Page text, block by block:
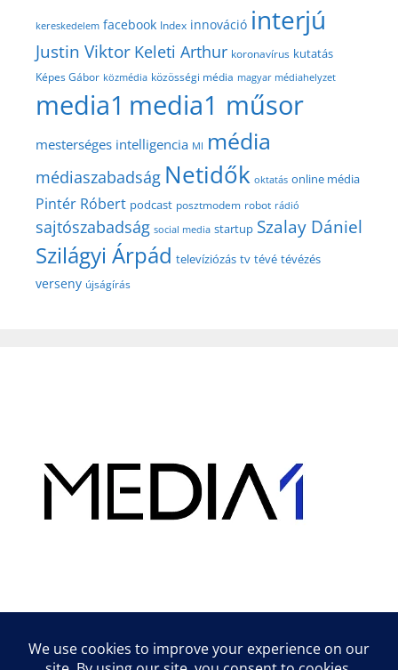
kereskedelem facebook Index innováció interjú
Justin Viktor Keleti Arthur koronavírus kutatás
Képes Gábor közmédia közösségi média magyar médiahelyzet
media1 media1 műsor
mesterséges intelligencia MI média
médiaszabadság Netidők oktatás online média
Pintér Róbert podcast posztmodem robot rádió
sajtószabadság social media startup Szalay Dániel
Szilágyi Árpád televíziózás tv tévé tévézés
verseny újságírás